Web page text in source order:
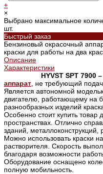
+
×
Выбрано максимальное
шт.
Быстрый заказ
Бензиновый окрасочный
краски для работы на два
Описание
Характеристики
HYVST SPT 7900
аппарат , не требующий
Является автономной
двигателю, работающему на
разнообразных изделий
Особенно стоит купить товар
пространствах. Отлично
зданий, металлоконструкций,
Можно использовать краски
растворителя. Скорость
благодаря возможности
Оборудование оснащено
полную мобильность.